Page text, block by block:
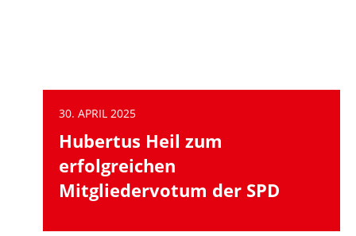
30. APRIL 2025
Hubertus Heil zum
erfolgreichen
Mitgliedervotum der SPD